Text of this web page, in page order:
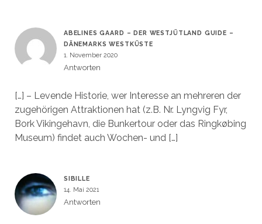
ABELINES GAARD – DER WESTJÜTLAND GUIDE –
DÄNEMARKS WESTKÜSTE
1. November 2020
Antworten
[…] – Levende Historie, wer Interesse an mehreren der
zugehörigen Attraktionen hat (z.B. Nr. Lyngvig Fyr,
Bork Vikingehavn, die Bunkertour oder das Ringkøbing
Museum) findet auch Wochen- und […]
SIBILLE
14. Mai 2021
Antworten